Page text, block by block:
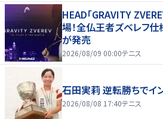
HEAD「GRAVITY
場！全仏王者ズベレフ
が発売
2026/08/09 00:00テニス
石田実莉 逆転勝ちでイ
2026/08/08 17:40テニス